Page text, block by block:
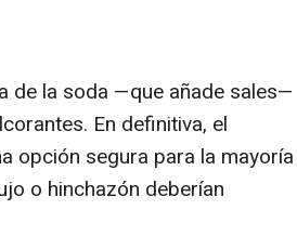
de la soda —que añade sales—
En definitiva, el
opción segura para la mayoría
o hinchazón deberían